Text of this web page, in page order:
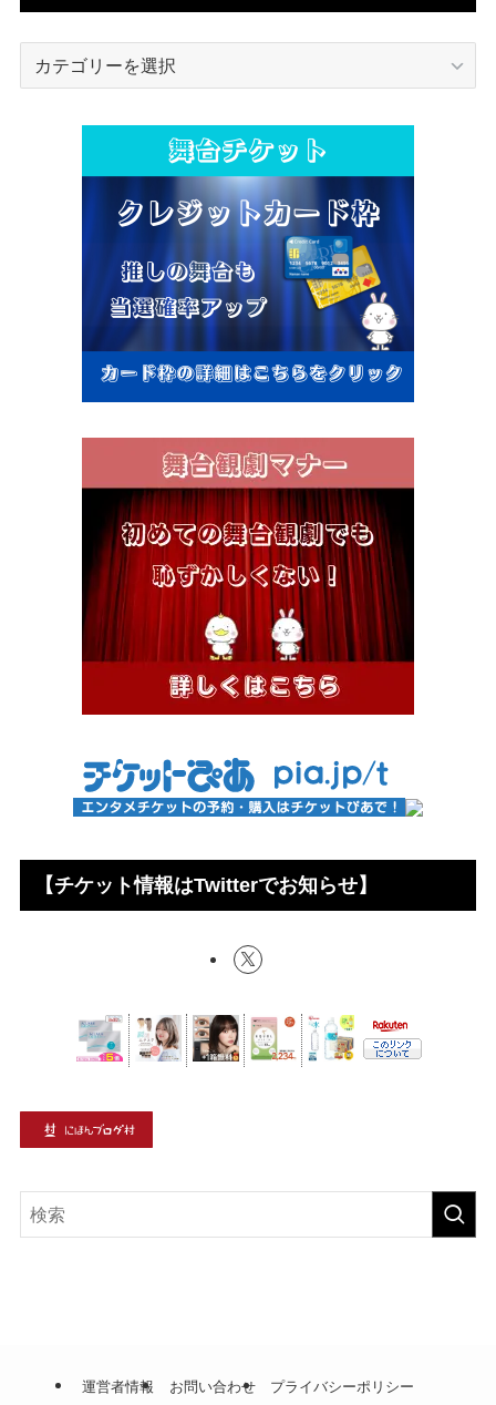
【チケット情報はTwitterでお知らせ】
運営者情報 お問い合わせ プライバシーポリシー